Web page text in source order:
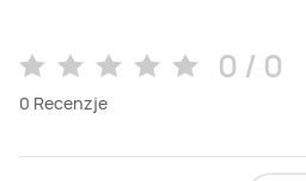
0 / 0
0 Recenzje